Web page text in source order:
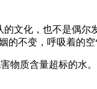
化，也不是偶尔
不变，呼吸着的
质含量超标的水